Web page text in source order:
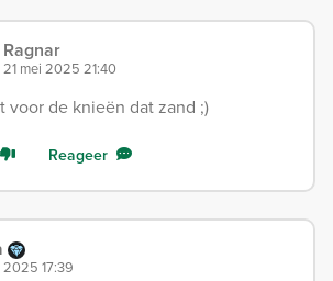
Ragnar
21 mei 2025 21:40
voor de knieën dat zand ;)
Reageer
2025 17:39